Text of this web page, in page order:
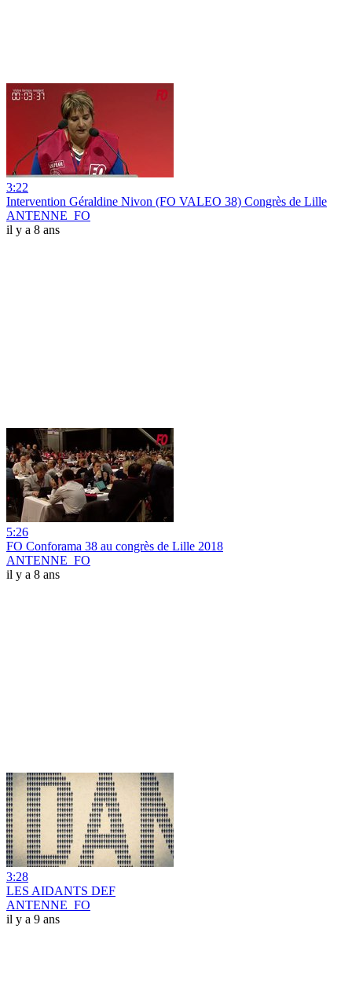
3:22
Intervention Géraldine Nivon (FO VALEO 38) Congrès de Lille
ANTENNE_FO
il y a 8 ans
5:26
FO Conforama 38 au congrès de Lille 2018
ANTENNE_FO
il y a 8 ans
3:28
LES AIDANTS DEF
ANTENNE_FO
il y a 9 ans